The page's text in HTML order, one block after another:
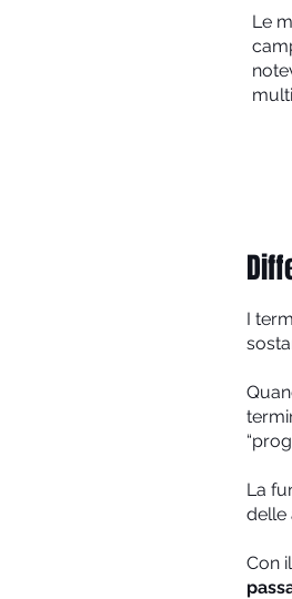
Le
I
La
delle
Con